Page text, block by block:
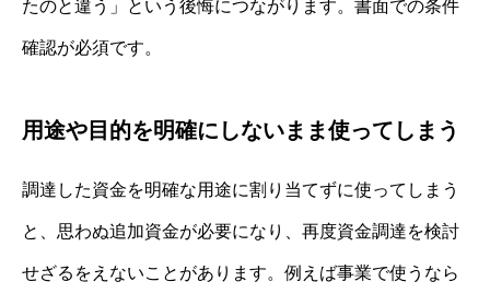
たのと違う」という後悔につながります。書面での条件
確認が必須です。
用途や目的を明確にしないまま使ってしまう
調達した資金を明確な用途に割り当てずに使ってしまう
と、思わぬ追加資金が必要になり、再度資金調達を検討
せざるをえないことがあります。例えば事業で使うなら